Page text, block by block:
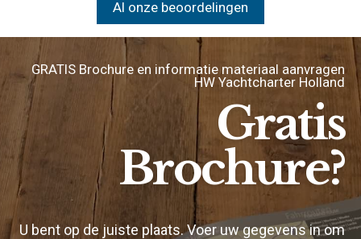
Al onze beoordelingen
GRATIS Brochure en informatie materiaal aanvragen
HW Yachtcharter Holland
Gratis
Brochure?
U bent op de juiste plaats. Voer uw gegevens in om